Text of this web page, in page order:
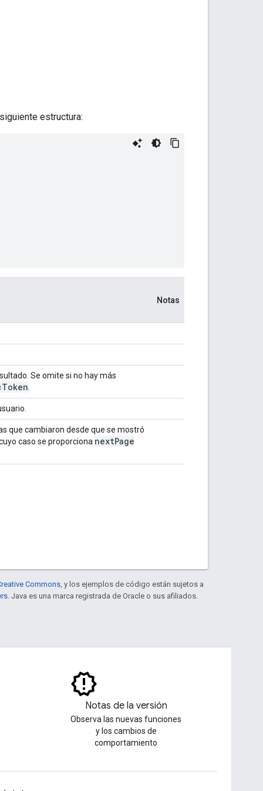
estructura:
Notas
Se omite si no hay más
Token
que cambiaron desde que se mostró
caso se proporciona nextPage
Commons , y los ejemplos de código están sujetos a
. Java es una marca registrada de Oracle o sus afiliados.
Notas de la versión
Observa las nuevas funciones
y los cambios de
comportamiento